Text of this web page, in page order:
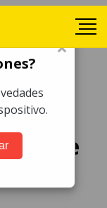
de
de
×